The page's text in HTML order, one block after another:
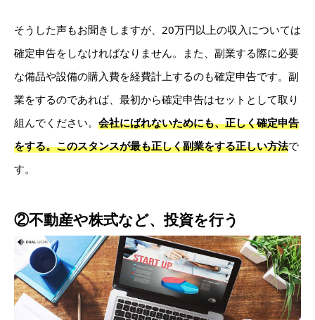
そうした声もお聞きしますが、20万円以上の収入については
確定申告をしなければなりません。また、副業する際に必要
な備品や設備の購入費を経費計上するのも確定申告です。副
業をするのであれば、最初から確定申告はセットとして取り
組んでください。 会社にばれないためにも、正しく確定申告
をする。このスタンスが最も正しく副業をする正しい方法で
す。
②不動産や株式など、投資を行う